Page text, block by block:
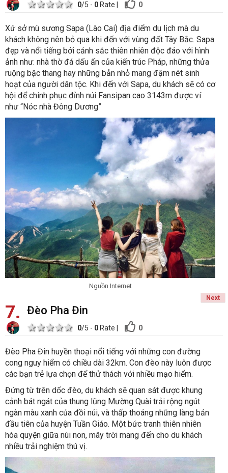
5 stars
4 stars
3 stars
2 stars
1 star 0/5 - 0Rate 0
Xứ sở mù sương Sapa (Lào Cai) địa điểm du lịch mà du
khách không nên bỏ qua khi đến với vùng đất Tây Bắc. Sapa
đẹp và nổi tiếng bởi cảnh sắc thiên nhiên độc đáo với hình
ảnh như: nhà thờ đá dấu ấn của kiến trúc Pháp, những thửa
ruộng bậc thang hay những bản nhỏ mang đậm nét sinh
hoạt của người dân tộc. Khi đến với Sapa, du khách sẽ có cơ
hội để chinh phục đỉnh núi Fansipan cao 3143m được ví
như “Nóc nhà Đông Dương”
Nguồn Internet
Next
7 Đèo Pha Đin
5 stars
4 stars
3 stars
2 stars
1 star 0/5 - 0Rate | 0
Đèo Pha Đin huyền thoại nổi tiếng với những con đường
cong nguy hiểm có chiều dài 32km. Con đèo này luôn được
các bạn trẻ lựa chọn để thử thách với nhiều mạo hiểm.
Đứng từ trên dốc đèo, du khách sẽ quan sát được khung
cảnh bát ngát của thung lũng Mường Quài trải rộng ngút
ngàn màu xanh của đồi núi, và thấp thoáng những làng bản
đầu tiên của huyện Tuần Giáo. Một bức tranh thiên nhiên
hòa quyện giữa núi non, mây trời mang đến cho du khách
nhiều trải nghiệm thú vị.